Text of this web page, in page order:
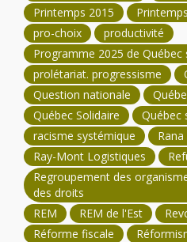
Printemps 2015
pro-choix
productivité
Programme 2025 de Québec
prolétariat. progressisme
Question nationale
Québec Solidaire
Québec
racisme systémique
Rana
Ray-Mont Logistiques
Regroupement des
des droits
REM
REM de l'Est
Réforme fiscale